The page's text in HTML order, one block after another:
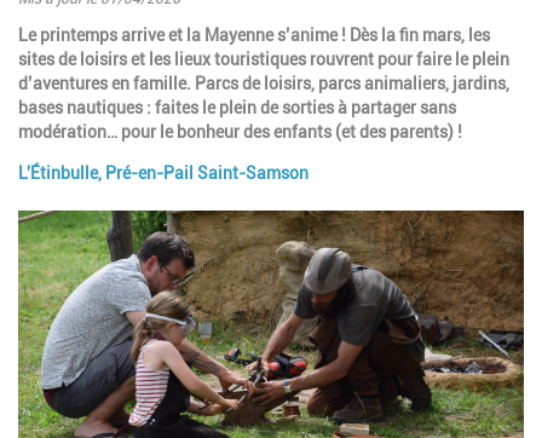
Introduction
Le printemps arrive et la Mayenne s’anime ! Dès la fin mars, les
sites de loisirs et les lieux touristiques rouvrent pour faire le plein
d’aventures en famille. Parcs de loisirs, parcs animaliers, jardins,
bases nautiques : faites le plein de sorties à partager sans
modération… pour le bonheur des enfants (et des parents) !
Paragraphes
L'Étinbulle, Pré-en-Pail Saint-Samson
Image